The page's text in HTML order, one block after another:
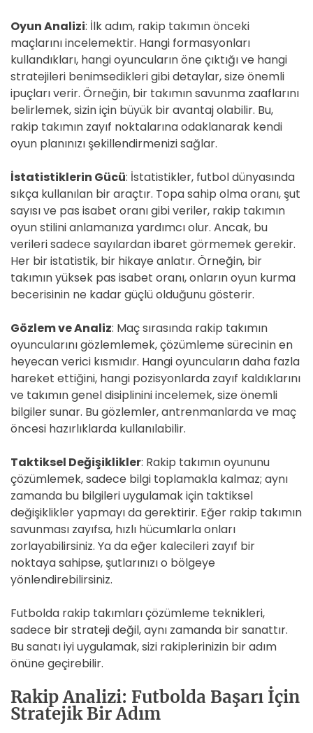
Oyun Analizi: İlk adım, rakip takımın önceki
maçlarını incelemektir. Hangi formasyonları
kullandıkları, hangi oyuncuların öne çıktığı ve hangi
stratejileri benimsedikleri gibi detaylar, size önemli
ipuçları verir. Örneğin, bir takımın savunma zaaflarını
belirlemek, sizin için büyük bir avantaj olabilir. Bu,
rakip takımın zayıf noktalarına odaklanarak kendi
oyun planınızı şekillendirmenizi sağlar.
İstatistiklerin Gücü: İstatistikler, futbol dünyasında
sıkça kullanılan bir araçtır. Topa sahip olma oranı, şut
sayısı ve pas isabet oranı gibi veriler, rakip takımın
oyun stilini anlamanıza yardımcı olur. Ancak, bu
verileri sadece sayılardan ibaret görmemek gerekir.
Her bir istatistik, bir hikaye anlatır. Örneğin, bir
takımın yüksek pas isabet oranı, onların oyun kurma
becerisinin ne kadar güçlü olduğunu gösterir.
Gözlem ve Analiz: Maç sırasında rakip takımın
oyuncularını gözlemlemek, çözümleme sürecinin en
heyecan verici kısmıdır. Hangi oyuncuların daha fazla
hareket ettiğini, hangi pozisyonlarda zayıf kaldıklarını
ve takımın genel disiplinini incelemek, size önemli
bilgiler sunar. Bu gözlemler, antrenmanlarda ve maç
öncesi hazırlıklarda kullanılabilir.
Taktiksel Değişiklikler: Rakip takımın oyununu
çözümlemek, sadece bilgi toplamakla kalmaz; aynı
zamanda bu bilgileri uygulamak için taktiksel
değişiklikler yapmayı da gerektirir. Eğer rakip takımın
savunması zayıfsa, hızlı hücumlarla onları
zorlayabilirsiniz. Ya da eğer kalecileri zayıf bir
noktaya sahipse, şutlarınızı o bölgeye
yönlendirebilirsiniz.
Futbolda rakip takımları çözümleme teknikleri,
sadece bir strateji değil, aynı zamanda bir sanattır.
Bu sanatı iyi uygulamak, sizi rakiplerinizin bir adım
önüne geçirebilir.
Rakip Analizi: Futbolda Başarı İçin
Stratejik Bir Adım